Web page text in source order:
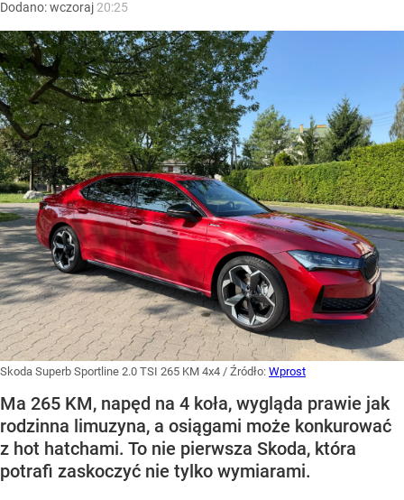
Dodano:wczoraj 20:25
Skoda Superb Sportline 2.0 TSI 265 KM 4x4 / Źródło: Wprost
Ma 265 KM, napęd na 4 koła, wygląda prawie jak
rodzinna limuzyna, a osiągami może konkurować
z hot hatchami. To nie pierwsza Skoda, która
potrafi zaskoczyć nie tylko wymiarami.